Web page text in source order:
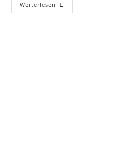
Weiterlesen